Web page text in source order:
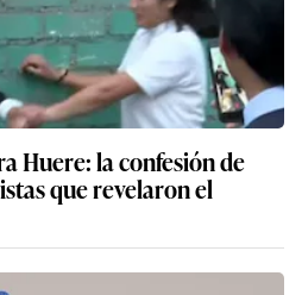
Huere: la confesión de
que revelaron el